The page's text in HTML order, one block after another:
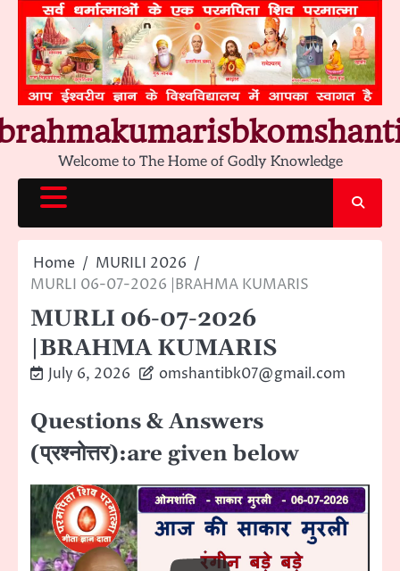
content
Welcome to The Home of Godly Knowledge
Home
MURILI 2026
MURLI 06-07-2026 |BRAHMA KUMARIS
MURLI 06-07-2026
|BRAHMA KUMARIS
July 6, 2026 omshantibk07@gmail.com
Questions & Answers
(प्रश्नोत्तर):are given below